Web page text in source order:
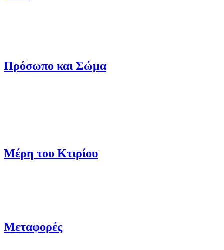
Πρόσωπο και Σώμα
Μέρη του Κτιρίου
Μεταφορές